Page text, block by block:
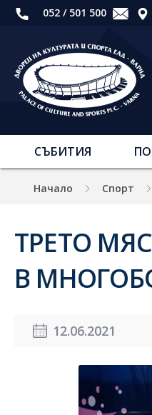
052 / 501 500
СЪБИТИЯ
Начало Спорт
ТРЕТО
В
12.06.2021